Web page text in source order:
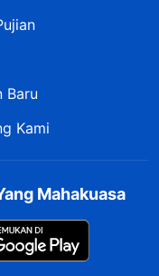
Baru
Kami
Mahakuasa